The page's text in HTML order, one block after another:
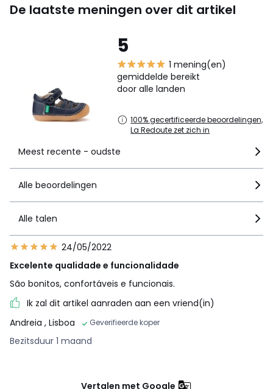
De laatste meningen over dit artikel
5
1 mening(en)
gemiddelde bereikt
door alle landen
100% gecertificeerde beoordelingen,
La Redoute zet zich in
Meest recente - oudste
Alle beoordelingen
Alle talen
24/05/2022
Excelente qualidade e funcionalidade
São bonitos, confortáveis e funcionais.
Ik zal dit artikel aanraden aan een vriend(in)
Andreia , Lisboa Geverifieerde koper
Bezitsduur 1 maand
Vertalen met Google